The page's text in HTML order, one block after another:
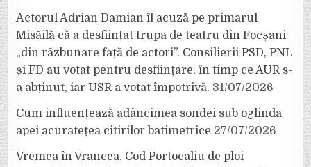
Actorul Adrian Damian îl acuză pe primarul
Misăilă că a desființat trupa de teatru din Focșani
„din răzbunare față de actori”. Consilierii PSD, PNL
și FD au votat pentru desființare, în timp ce AUR s-
a abținut, iar USR a votat împotrivă. 31/07/2026
Cum influențează adâncimea sondei sub oglinda
apei acuratețea citirilor batimetrice 27/07/2026
Vremea în Vrancea. Cod Portocaliu de ploi